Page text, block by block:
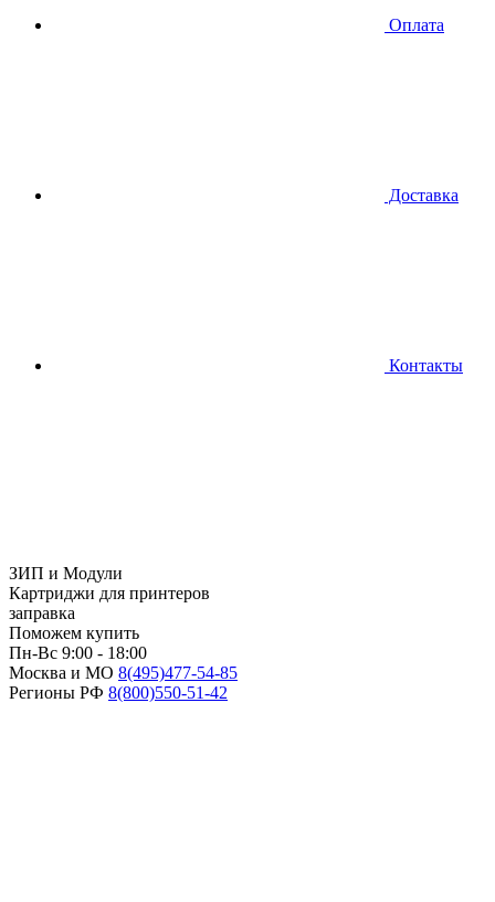
Оплата
Доставка
Контакты
ЗИП и Модули
Картриджи для принтеров
заправка
Поможем купить
Пн-Вс 9:00 - 18:00
Москва и МО 8(495)477-54-85
Регионы РФ 8(800)550-51-42